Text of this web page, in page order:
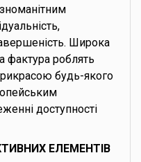
Широка
фактура роблять
будь-якого
доступності
ЕЛЕМЕНТІВ